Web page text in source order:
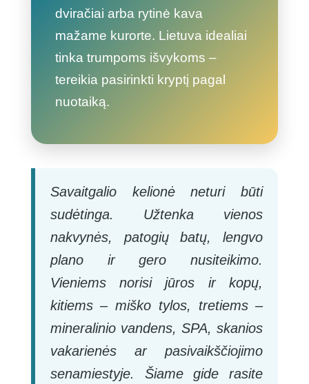
dviračiai arba rytinė kava
mažame kurorte. Lietuva idealiai
tinka trumpoms išvykoms –
tereikia pasirinkti kryptį pagal
nuotaiką.
Savaitgalio kelionė neturi būti
sudėtinga. Užtenka vienos
nakvynės, patogių batų, lengvo
plano ir gero nusiteikimo.
Vieniems norisi jūros ir kopų,
kitiems – miško tylos, tretiems –
mineralinio vandens, SPA, skanios
vakarienės ar pasivaikščiojimo
senamiestyje. Šiame gide rasite